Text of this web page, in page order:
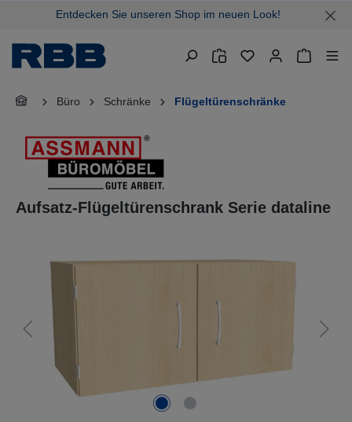
springenEntdecken Sie unseren Shop im neuen Look!
Büro Schränke Flügeltürenschränke
Aufsatz-Flügeltürenschrank Serie dataline